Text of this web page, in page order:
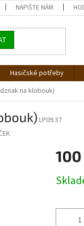
NAPIŠTE NÁM
Hasičské potřeby
na klobouk)
LP09.37
100
cena: